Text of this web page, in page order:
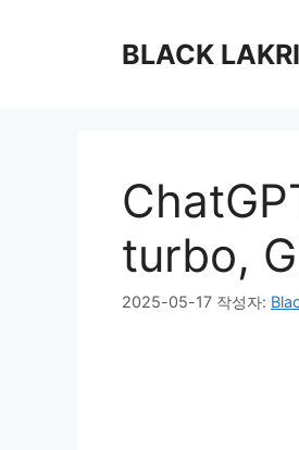
BLACK
turbo,
2025-05-17 작성자: